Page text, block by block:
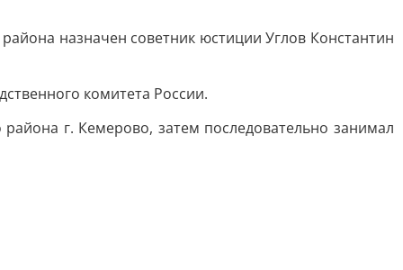
назначен советник юстиции Углов Константин
комитета России.
г. Кемерово, затем последовательно занимал